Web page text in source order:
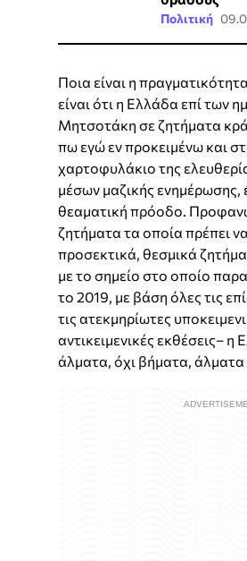
Πολιτική
Ποια είναι η
είναι ότι η Ελλάδα επί των
Μητσοτάκη σε ζητήματα
πω εγώ εν προκειμένω και
χαρτοφυλάκιο της
μέσων μαζικής ενημέρωσης,
θεαματική πρόοδο.
ζητήματα τα οποία πρέπει
προσεκτικά, θεσμικά
με το σημείο στο οποίο
το 2019, με βάση όλες τις
τις ατεκμηρίωτες
αντικειμενικές εκθέσεις– η
άλματα, όχι βήματα,